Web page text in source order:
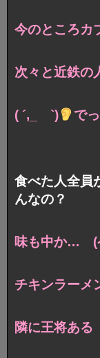
今のところ
次々と近鉄
( ´,_ゝ`) で
食べた人全員
んなの？
味も中か… (
チキンラー
隣に王将あ